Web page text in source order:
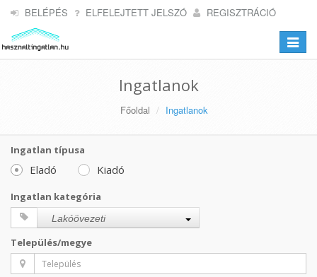
BELÉPÉS ELFELEJTETT JELSZÓ REGISZTRÁCIÓ
Toggle
Ingatlanok
Főoldal Ingatlanok
Ingatlan típusa
Eladó Kiadó
Ingatlan kategória
Lakóövezeti
Település/megye